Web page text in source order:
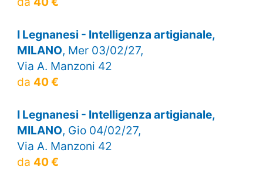
I Legnanesi - Intelligenza artigianale,
MILANO, Mer 03/02/27,
Via A. Manzoni 42
da 40 €
I Legnanesi - Intelligenza artigianale,
MILANO, Gio 04/02/27,
Via A. Manzoni 42
da 40 €